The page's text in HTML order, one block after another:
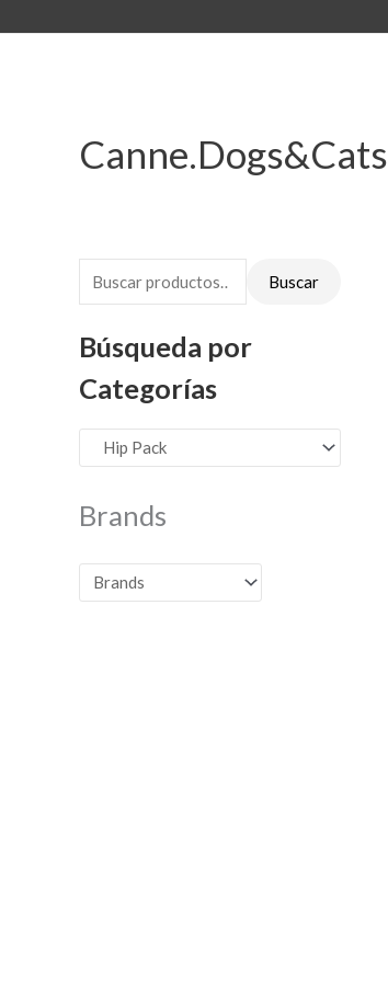
Canne.Dogs&Cats
a
:
Buscar
Búsqueda por
Categorías
Brands